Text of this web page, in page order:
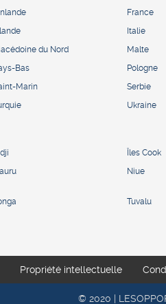
France
Italie
du Nord Malte
Bas Pologne
Marin Serbie
Ukraine
Îles Cook
Niue
Tuvalu
Propriété intellectuelle
© 2020 |